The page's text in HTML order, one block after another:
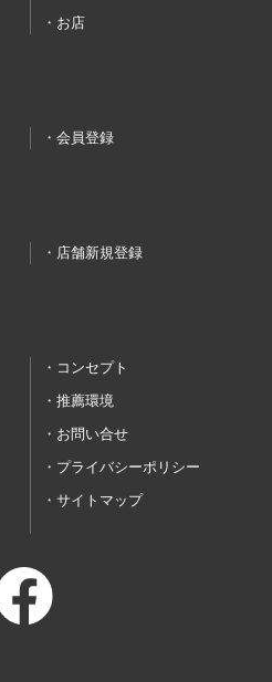
お店
会員登録
店舗新規登録
コンセプト
推薦環境
お問い合せ
プライバシーポリシー
サイトマップ